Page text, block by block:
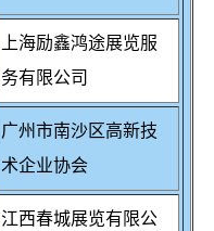
上海励鑫鸿途展览服
务有限公司
广州市南沙区高新技
术企业协会
江西春城展览有限公